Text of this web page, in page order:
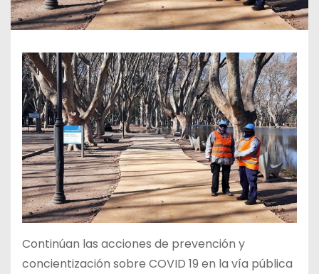
Continúan las acciones de prevención y
concientización sobre COVID 19 en la vía pública